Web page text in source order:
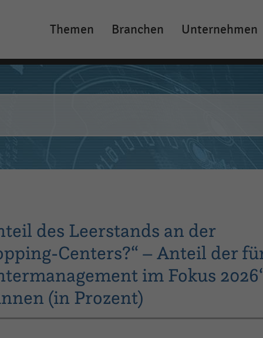
Main
navigation
Themen Branchen Unternehmen
des Leerstands an der
Centers?“ – Anteil der
im Fokus
(in Prozent)